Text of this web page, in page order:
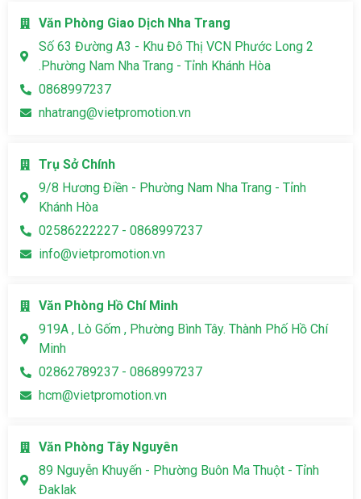
Văn Phòng Giao Dịch Nha Trang
Số 63 Đường A3 - Khu Đô Thị VCN Phước Long 2
.Phường Nam Nha Trang - Tỉnh Khánh Hòa
0868997237
nhatrang@vietpromotion.vn
Trụ Sở Chính
9/8 Hương Điền - Phường Nam Nha Trang - Tỉnh
Khánh Hòa
02586222227 - 0868997237
info@vietpromotion.vn
Văn Phòng Hồ Chí Minh
919A , Lò Gốm , Phường Bình Tây. Thành Phố Hồ Chí
Minh
02862789237 - 0868997237
hcm@vietpromotion.vn
Văn Phòng Tây Nguyên
89 Nguyễn Khuyến - Phường Buôn Ma Thuột - Tỉnh
Đaklak